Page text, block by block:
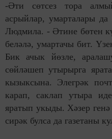
-Әти сөтсез тора
асрыйлар, умарталары
Людмила. - Әтине бөтен
беләлә, умартачы бит.
Бик ачык йөзле,
сөйләшеп утырырга
кызыксына. Элегрәк
карап, саклап утыра
яратып укыды. Хәзер генә
сирәк булса да газетаны